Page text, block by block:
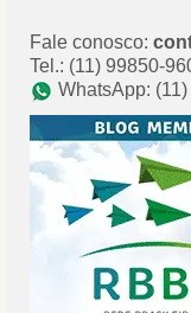
Fale conosco:
Tel.: (11) 99850-
WhatsApp: